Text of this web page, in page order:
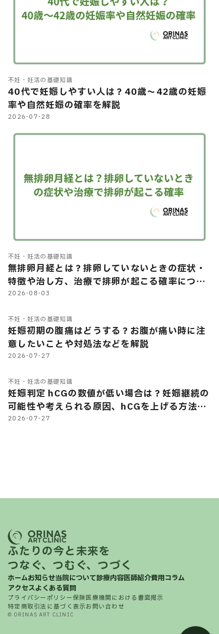
不妊・妊活の基礎知識
40代で妊娠しやすい人は？40歳～42歳の妊娠
率や自然妊娠の確率を解説
2026-07-28
不妊・妊活の基礎知識
無排卵月経とは？排卵していないときの症状・
特徴や治し方、治療で排卵が起こる確率につい
て解説
2026-08-03
不妊・妊活の基礎知識
妊娠初期の腹痛はどうする？お腹が痛い時に注
意したいことや対処法などを解説
2026-07-27
不妊・妊活の基礎知識
妊娠判定 hCGの数値が低い場合は？妊娠継続の
可能性や考えられる原因、hCGを上げる方法の
有無などを解説
2026-07-27
ふたりの今と未来を
つなぐ、つむぐ、つづく
ホームお知らせ当院について診療内容医師紹介費用コラム
アクセスよくある質問
プライバシーポリシー保険医療機関における書面掲示
特定商取引法に基づく表示お問い合わせ
© ORINAS ART CLINIC